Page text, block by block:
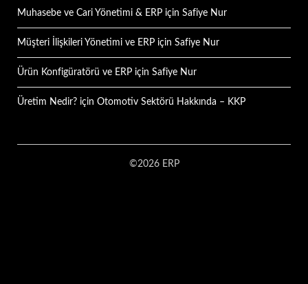
Muhasebe ve Cari Yönetimi & ERP için Safiye Nur
Müşteri İlişkileri Yönetimi ve ERP için Safiye Nur
Ürün Konfigüratörü ve ERP için Safiye Nur
Üretim Nedir? için Otomotiv Sektörü Hakkında – KKP
©2026 ERP